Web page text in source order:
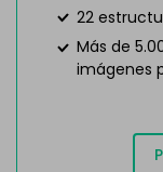
22
Más de
imágenes